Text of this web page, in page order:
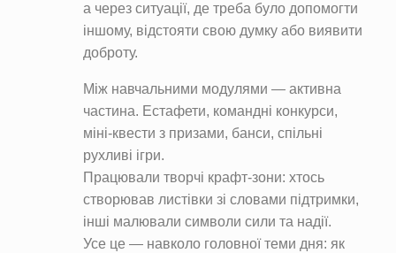
а через ситуації, де треба було допомогти
іншому, відстояти свою думку або виявити
доброту.
Між навчальними модулями — активна
частина. Естафети, командні конкурси,
міні-квести з призами, банси, спільні
рухливі ігри.
Працювали творчі крафт-зони: хтось
створював листівки зі словами підтримки,
інші малювали символи сили та надії.
Усе це — навколо головної теми дня: як